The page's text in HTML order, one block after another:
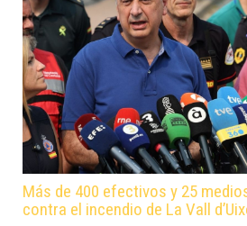
Más de 400 efectivos y 25
contra el incendio de La Vall